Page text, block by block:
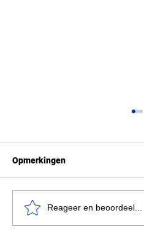
Opmerkingen
Reageer en beoordeel...